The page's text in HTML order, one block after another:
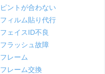
ピントが合わない
フィルム貼り代行
フェイスID不良
フラッシュ故障
フレーム
フレーム交換